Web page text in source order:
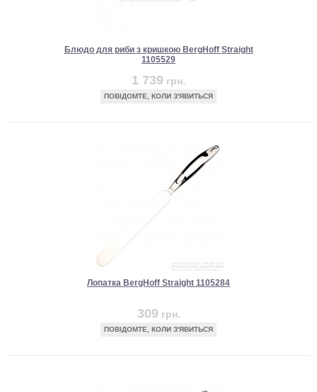
Блюдо для риби з кришкою BergHoff Straight
1105529
1 739 грн.
ПОВІДОМТЕ, КОЛИ З'ЯВИТЬСЯ
Лопатка BergHoff Straight 1105284
309 грн.
ПОВІДОМТЕ, КОЛИ З'ЯВИТЬСЯ